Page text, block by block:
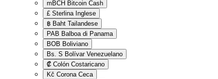
mBCH Bitcoin Cash
£ Sterlina Inglese
฿ Baht Tailandese
PAB Balboa di Panama
BOB Boliviano
Bs. S Bolívar Venezuelano
₡ Colón Costaricano
Kč Corona Ceca